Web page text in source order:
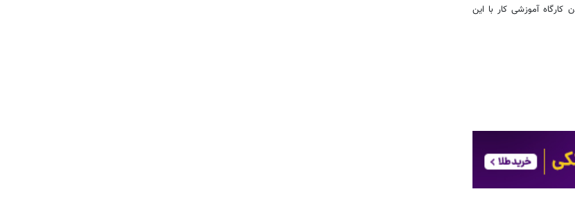
کارگاه آموزشی کار با این